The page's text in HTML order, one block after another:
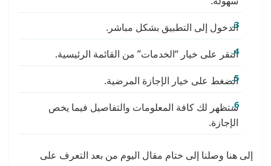
الدخول إلى التطبيق بشكل مباشر.
النقر على خيار “الخدمات” من القائمة الرئيسية.
الضغط على خيار الإجازة المرضية.
ستظهر لك كافة المعلومات والتفاصيل فيما يخص
الإجازة.
إلى هنا وصلنا إلى ختام مقال اليوم من بعد التعرف على